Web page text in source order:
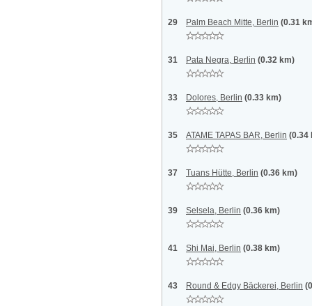
29 Palm Beach Mitte, Berlin (0.31
31 Pata Negra, Berlin (0.32 km)
33 Dolores, Berlin (0.33 km)
35 ATAME TAPAS BAR, Berlin (0.34
37 Tuans Hütte, Berlin (0.36 km)
39 Selsela, Berlin (0.36 km)
41 Shi Mai, Berlin (0.38 km)
43 Round & Edgy Bäckerei, Berlin